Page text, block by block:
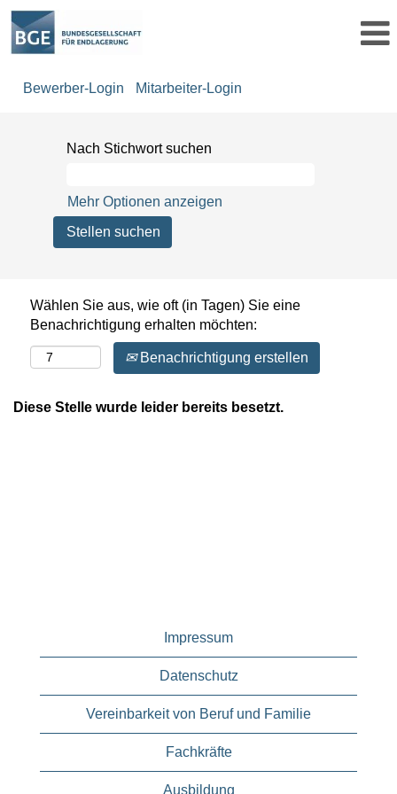
Bewerber-Login Mitarbeiter-Login
Nach Stichwort suchen
Mehr Optionen anzeigen
Wählen Sie aus, wie oft (in Tagen) Sie eine
Benachrichtigung erhalten möchten:
Benachrichtigung erstellen
Diese Stelle wurde leider bereits besetzt.
Impressum
Datenschutz
Vereinbarkeit von Beruf und Familie
Fachkräfte
Ausbildung